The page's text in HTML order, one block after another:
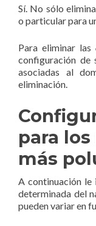
Sí. No sólo
o particular para
Para eliminar las
configuración de
asociadas al
eliminación.
para
más
A continuación le
determinada del
pueden variar en